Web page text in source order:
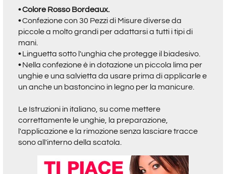
• Colore Rosso Bordeaux.
•Confezione con 30 Pezzi di Misure diverse da
piccole a molto grandi per adattarsi a tutti i tipi di
mani.
•Linguetta sotto l'unghia che protegge il biadesivo.
•Nella confezione è in dotazione un piccola lima per
unghie e una salvietta da usare prima di applicarle e
un anche un bastoncino in legno per la manicure.
Le Istruzioni in italiano, su come mettere
correttamente le unghie, la preparazione,
l'applicazione e la rimozione senza lasciare tracce
sono all'interno della scatola.